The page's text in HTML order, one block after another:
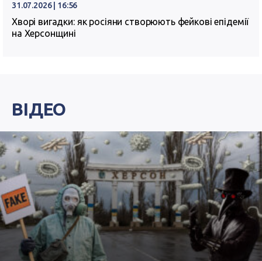
31.07.2026 | 16:56
Хворі вигадки: як росіяни створюють фейкові епідемії
на Херсонщині
ВІДЕО